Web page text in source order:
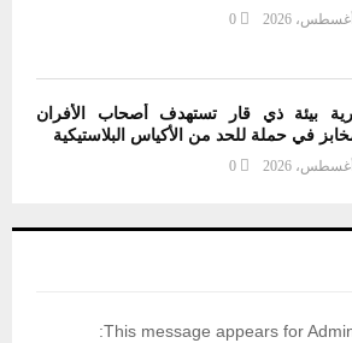
0
بيئة ذي قار تستهدف أصحاب الأفران
في حملة للحد من الأكياس البلاستيكية
0
This message appears for